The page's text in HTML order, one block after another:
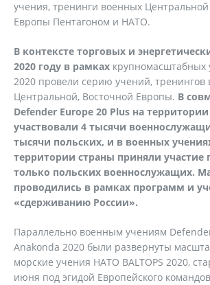
учения, тренинги военных
Европы Пентагоном и НАТО.
В контексте торговых и
2020 году в рамках
2020 провели серию учений, тренингов
Центральной, Восточной Европы. В
Defender Europe 20 Plus на
участвовали 4 тысячи
тысячи польских, и в военных
территории страны приняли участие
только польских военнослужащих.
проводились в рамках программ и
«сдерживанию России».
Параллельно военным учениям
Anakonda 2020 были развернуты
морские учения НАТО BALTOPS 2020,
июня под эгидой Европейского